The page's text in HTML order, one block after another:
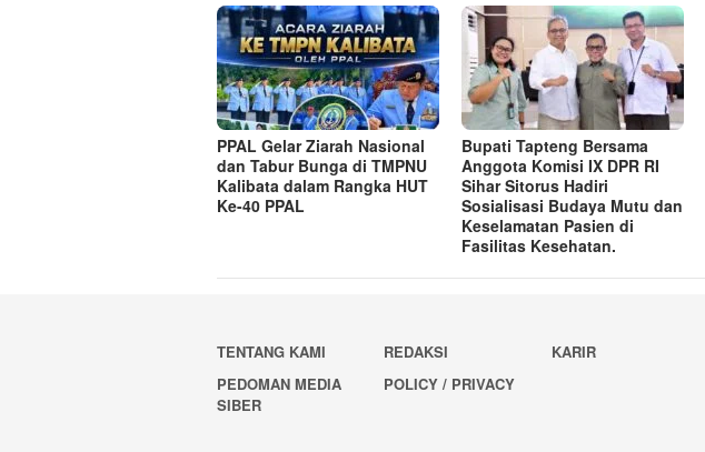
PPAL Gelar Ziarah Nasional
dan Tabur Bunga di TMPNU
Kalibata dalam Rangka HUT
Ke-40 PPAL
Bupati Tapteng Bersama
Anggota Komisi IX DPR RI
Sihar Sitorus Hadiri
Sosialisasi Budaya Mutu dan
Keselamatan Pasien di
Fasilitas Kesehatan.
TENTANG KAMI REDAKSI
KARIR
PEDOMAN MEDIA
SIBER
POLICY / PRIVACY